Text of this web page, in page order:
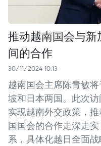
推动越南国会与
间的合作
30/11/2024 10:13
越南国会主席陈青敏将
坡和日本两国。此次
实现越南外交政策，
国国会的合作走深走
系，具体化越日全面